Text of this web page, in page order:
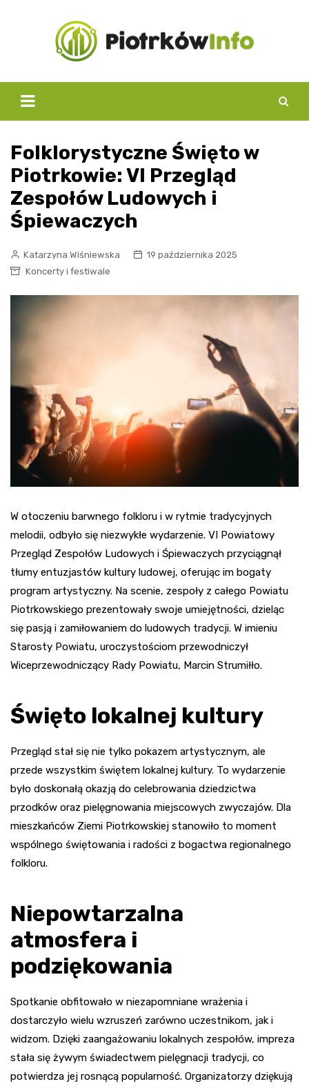
Folklorystyczne Święto w
Piotrkowie: VI Przegląd
Zespołów Ludowych i
Śpiewaczych
Katarzyna Wiśniewska
19 października 2025
Koncerty i festiwale
W otoczeniu barwnego folkloru i w rytmie tradycyjnych
melodii, odbyło się niezwykłe wydarzenie. VI Powiatowy
Przegląd Zespołów Ludowych i Śpiewaczych przyciągnął
tłumy entuzjastów kultury ludowej, oferując im bogaty
program artystyczny. Na scenie, zespoły z całego Powiatu
Piotrkowskiego prezentowały swoje umiejętności, dzieląc
się pasją i zamiłowaniem do ludowych tradycji. W imieniu
Starosty Powiatu, uroczystościom przewodniczył
Wiceprzewodniczący Rady Powiatu, Marcin Strumiłło.
Święto lokalnej kultury
Przegląd stał się nie tylko pokazem artystycznym, ale
przede wszystkim świętem lokalnej kultury. To wydarzenie
było doskonałą okazją do celebrowania dziedzictwa
przodków oraz pielęgnowania miejscowych zwyczajów. Dla
mieszkańców Ziemi Piotrkowskiej stanowiło to moment
wspólnego świętowania i radości z bogactwa regionalnego
folkloru.
Niepowtarzalna
atmosfera i
podziękowania
Spotkanie obfitowało w niezapomniane wrażenia i
dostarczyło wielu wzruszeń zarówno uczestnikom, jak i
widzom. Dzięki zaangażowaniu lokalnych zespołów, impreza
stała się żywym świadectwem pielęgnacji tradycji, co
potwierdza jej rosnącą popularność. Organizatorzy dziękują